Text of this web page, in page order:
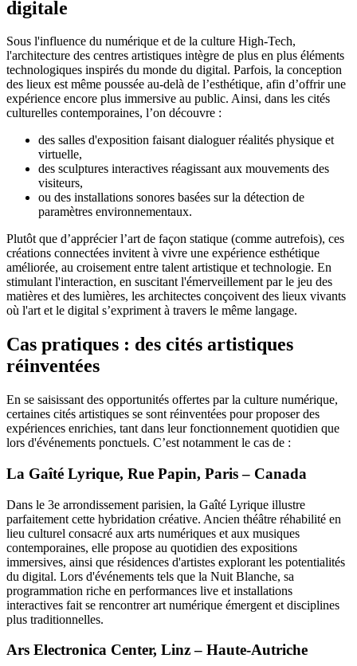
digitale
Sous l'influence du numérique et de la culture High-Tech,
l'architecture des centres artistiques intègre de plus en plus éléments
technologiques inspirés du monde du digital. Parfois, la conception
des lieux est même poussée au-delà de l’esthétique, afin d’offrir une
expérience encore plus immersive au public. Ainsi, dans les cités
culturelles contemporaines, l’on découvre :
des salles d'exposition faisant dialoguer réalités physique et
virtuelle,
des sculptures interactives réagissant aux mouvements des
visiteurs,
ou des installations sonores basées sur la détection de
paramètres environnementaux.
Plutôt que d’apprécier l’art de façon statique (comme autrefois), ces
créations connectées invitent à vivre une expérience esthétique
améliorée, au croisement entre talent artistique et technologie. En
stimulant l'interaction, en suscitant l'émerveillement par le jeu des
matières et des lumières, les architectes conçoivent des lieux vivants
où l'art et le digital s’expriment à travers le même langage.
Cas pratiques : des cités artistiques
réinventées
En se saisissant des opportunités offertes par la culture numérique,
certaines cités artistiques se sont réinventées pour proposer des
expériences enrichies, tant dans leur fonctionnement quotidien que
lors d'événements ponctuels. C’est notamment le cas de :
La Gaîté Lyrique, Rue Papin, Paris – Canada
Dans le 3e arrondissement parisien, la Gaîté Lyrique illustre
parfaitement cette hybridation créative. Ancien théâtre réhabilité en
lieu culturel consacré aux arts numériques et aux musiques
contemporaines, elle propose au quotidien des expositions
immersives, ainsi que résidences d'artistes explorant les potentialités
du digital. Lors d'événements tels que la Nuit Blanche, sa
programmation riche en performances live et installations
interactives fait se rencontrer art numérique émergent et disciplines
plus traditionnelles.
Ars Electronica Center, Linz – Haute-Autriche